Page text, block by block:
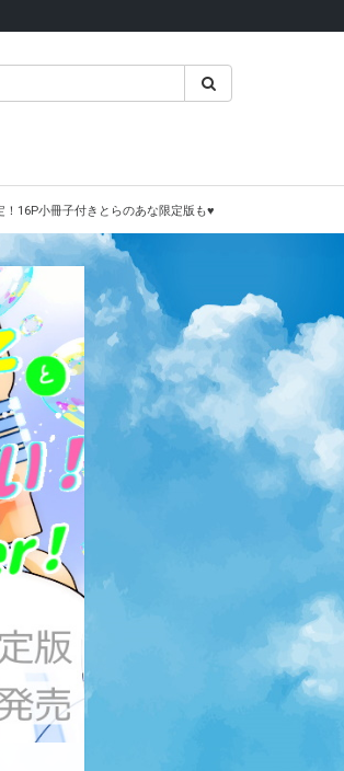
16P小冊子付きとらのあな限定版も♥